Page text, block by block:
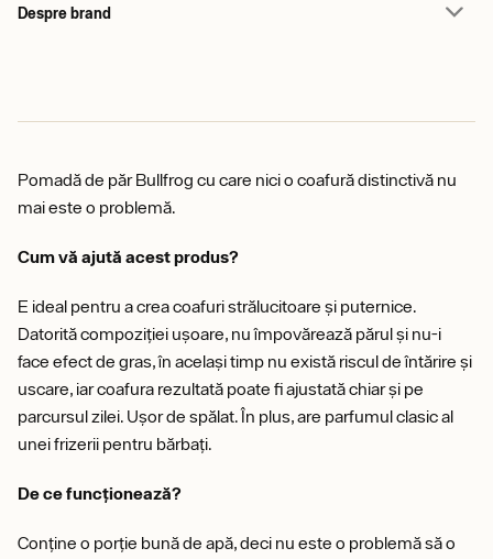
Despre brand
Pomadă de păr Bullfrog cu care nici o coafură distinctivă nu
mai este o problemă.
Cum vă ajută acest produs?
E ideal pentru a crea coafuri strălucitoare și puternice.
Datorită compoziției ușoare, nu împovărează părul și nu-i
face efect de gras, în același timp nu există riscul de întărire și
uscare, iar coafura rezultată poate fi ajustată chiar și pe
parcursul zilei. Ușor de spălat. În plus, are parfumul clasic al
unei frizerii pentru bărbați.
De ce funcționează?
Conține o porție bună de apă, deci nu este o problemă să o